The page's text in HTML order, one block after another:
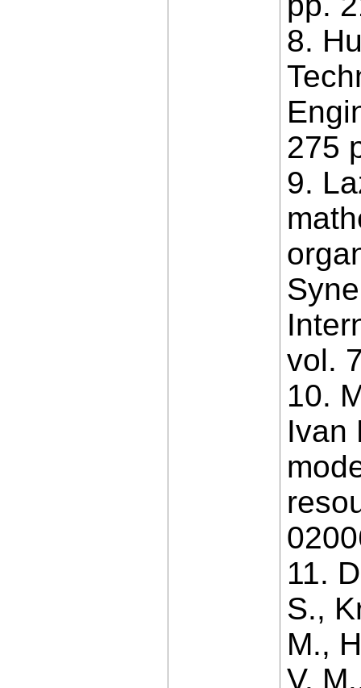
8.
275
9.
vol.
10.
Ivan
11.
S.,
M.,
V.